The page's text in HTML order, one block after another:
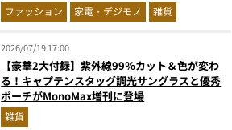
ファッション 家電・デジモノ 雑貨
2026/07/19 17:00
【豪華2大付録】紫外線99％カット＆色が変わ
る！キャプテンスタッグ調光サングラスと優秀
ポーチがMonoMax増刊に登場
雑貨